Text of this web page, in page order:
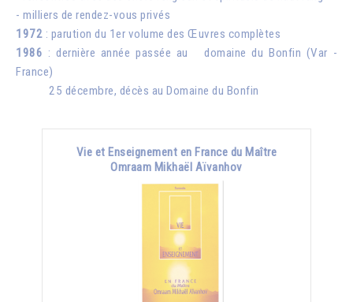
- milliers de rendez-vous privés
1972 : parution du 1er volume des Œuvres complètes
1986 : dernière année passée au domaine du Bonfin (Var -
France)
25 décembre, décès au Domaine du Bonfin
Vie et Enseignement en France du Maître
Omraam Mikhaël Aïvanhov